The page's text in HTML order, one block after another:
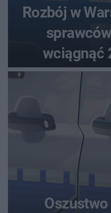
Rozbój w
wciągnąć